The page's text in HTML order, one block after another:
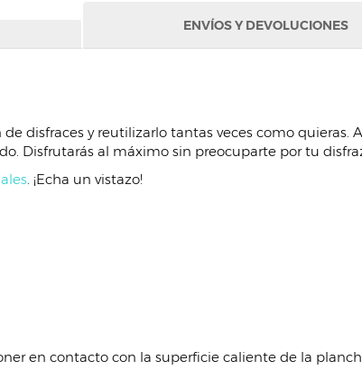
ENVÍOS Y DEVOLUCIONES
disfraces y reutilizarlo tantas veces como quieras.
Disfrutarás al máximo sin preocuparte por tu
. ¡Echa un vistazo!
en contacto con la superficie caliente de la